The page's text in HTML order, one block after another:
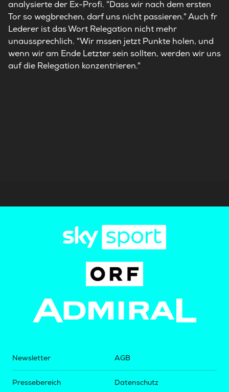
analysierte der Ex-Profi. "Dass wir nach dem ersten
Tor so wegbrechen, darf uns nicht passieren." Auch fr
Lederer ist das Wort Relegation nicht mehr
unaussprechlich. "Wir mssen jetzt Punkte holen, und
wenn wir am Ende Letzter sein sollten, werden wir uns
auf die Relegation konzentrieren."
Newsletter
Pressebereich
AGB
Datenschutz